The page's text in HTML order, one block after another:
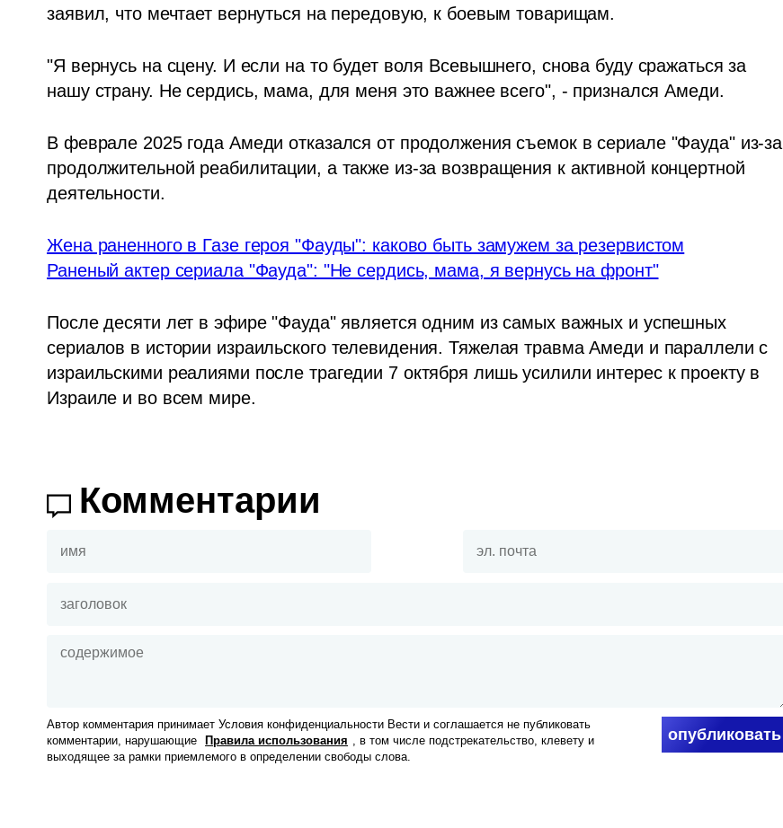
заявил, что мечтает вернуться на передовую, к боевым товарищам.
"Я вернусь на сцену. И если на то будет воля Всевышнего, снова буду сражаться за
нашу страну. Не сердись, мама, для меня это важнее всего", - признался Амеди.
В феврале 2025 года Амеди отказался от продолжения съемок в сериале "Фауда" из-за
продолжительной реабилитации, а также из-за возвращения к активной концертной
деятельности.
Жена раненного в Газе героя "Фауды": каково быть замужем за резервистом
Раненый актер сериала "Фауда": "Не сердись, мама, я вернусь на фронт"
После десяти лет в эфире "Фауда" является одним из самых важных и успешных
сериалов в истории израильского телевидения. Тяжелая травма Амеди и параллели с
израильскими реалиями после трагедии 7 октября лишь усилили интерес к проекту в
Израиле и во всем мире.
Комментарии
Автор комментария принимает Условия конфиденциальности Вести и соглашается не публиковать
комментарии, нарушающие
Правила использования , в том числе подстрекательство, клевету и
выходящее за рамки приемлемого в определении свободы слова.
опубликовать